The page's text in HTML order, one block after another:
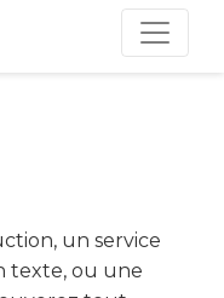
un service
texte, ou une